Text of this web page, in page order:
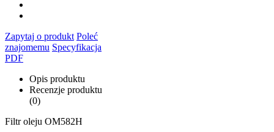
Zapytaj o produkt Poleć
znajomemu Specyfikacja
PDF
Opis produktu
Recenzje produktu
(0)
Filtr oleju OM582H